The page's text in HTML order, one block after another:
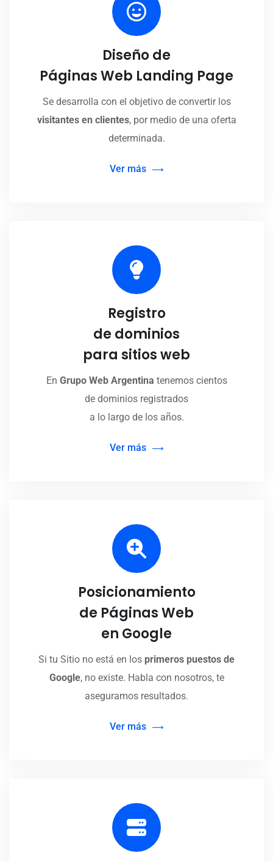
Diseño de
Páginas Web Landing Page
Se desarrolla con el objetivo de convertir los
visitantes en clientes, por medio de una oferta
determinada.
Ver más
Registro
de dominios
para sitios web
En Grupo Web Argentina tenemos cientos
de dominios registrados
a lo largo de los años.
Ver más
Posicionamiento
de Páginas Web
en Google
Si tu Sitio no está en los primeros puestos de
Google, no existe. Habla con nosotros, te
aseguramos resultados.
Ver más